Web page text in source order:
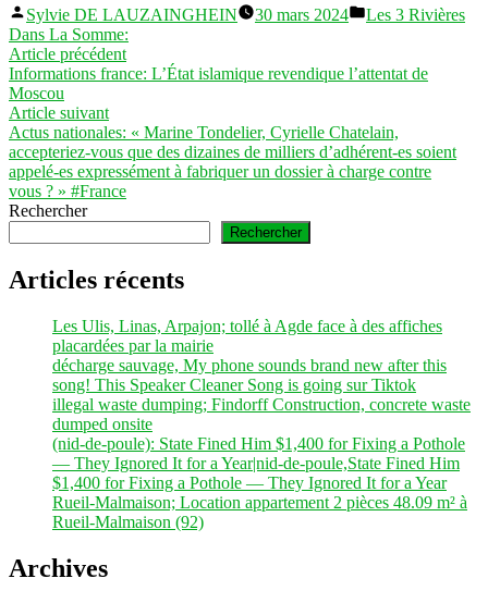
Publié
par
Sylvie DE LAUZAINGHEIN 30 mars 2024
Publié
Les 3 Rivières
Dans La Somme:
Navigation
de
l’article
Article précédentArticle
précédent :
Informations france: L’État islamique revendique l’attentat de
Moscou
Article suivantArticle
suivant :
Actus nationales: « Marine Tondelier, Cyrielle Chatelain,
accepteriez-vous que des dizaines de milliers d’adhérent-es soient
appelé-es expressément à fabriquer un dossier à charge contre
vous ? » #France
Rechercher
Rechercher
Articles récents
Les Ulis, Linas, Arpajon; tollé à Agde face à des affiches
placardées par la mairie
décharge sauvage, My phone sounds brand new after this
song! This Speaker Cleaner Song is going sur Tiktok
illegal waste dumping; Findorff Construction, concrete waste
dumped onsite
(nid-de-poule): State Fined Him $1,400 for Fixing a Pothole
— They Ignored It for a Year|nid-de-poule,State Fined Him
$1,400 for Fixing a Pothole — They Ignored It for a Year
Rueil-Malmaison; Location appartement 2 pièces 48.09 m² à
Rueil-Malmaison (92)
Archives